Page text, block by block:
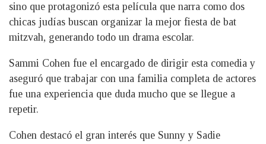
sino que protagonizó esta película que narra como dos
chicas judías buscan organizar la mejor fiesta de bat
mitzvah, generando todo un drama escolar.
Sammi Cohen fue el encargado de dirigir esta comedia y
aseguró que trabajar con una familia completa de actores
fue una experiencia que duda mucho que se llegue a
repetir.
Cohen destacó el gran interés que Sunny y Sadie